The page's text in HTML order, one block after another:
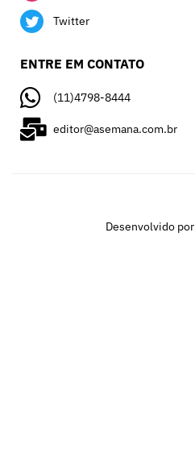
Twitter
ENTRE EM CONTATO
(11)4798-8444
editor@asemana.com.br
Desenvolvido por